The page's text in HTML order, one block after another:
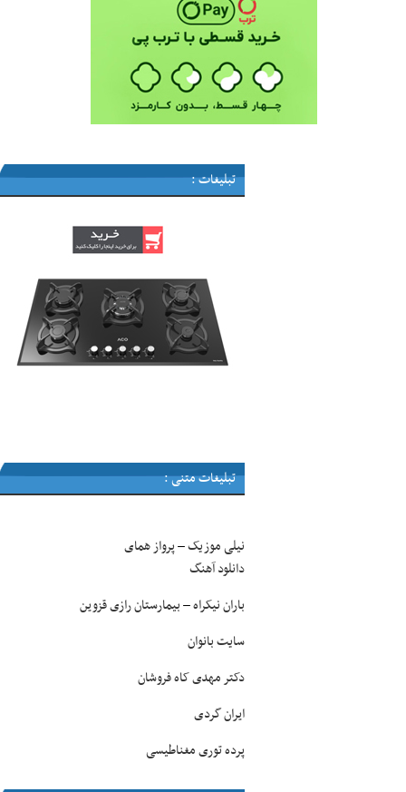
تبلیغات :
تبلیغات متنی :
نیلی موزیک–پرواز همای
دانلود آهنگ
باران نیکراه–بیمارستان رازی قزوین
سایت بانوان
دکتر مهدی کاه فروشان
ایران گردی
پرده توری مغناطیسی